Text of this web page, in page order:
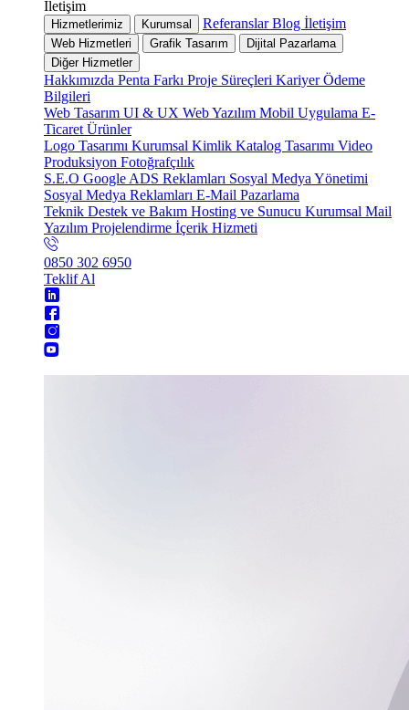
İletişim
Hizmetlerimiz Kurumsal ReferanslarBlog İletişim
Web Hizmetleri Grafik Tasarım
Dijital Pazarlama
Diğer Hizmetler
Hakkımızda Penta Farkı Proje Süreçleri KariyerÖdeme
Bilgileri
Web Tasarım UI & UX Web Yazılım Mobil Uygulama E-
Ticaret Ürünler
Logo Tasarımı Kurumsal Kimlik Katalog Tasarımı Video
Produksiyon Fotoğrafçılık
S.E.O Google ADS Reklamları Sosyal Medya Yönetimi
Sosyal Medya Reklamları E-Mail Pazarlama
Teknik Destek ve Bakım Hosting ve Sunucu Kurumsal Mail
Yazılım Projelendirme İçerik Hizmeti
0850 302 6950
Teklif Al